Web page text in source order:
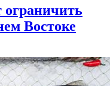
ограничить
Востоке